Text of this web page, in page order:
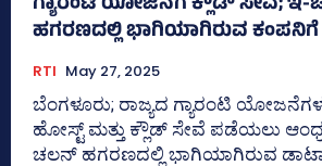
ಹಗರಣದಲ್ಲಿ ಭಾಗಿಯಾಗಿರುವ
RTI May 27, 2025
ಬೆಂಗಳೂರು; ರಾಜ್ಯದ ಗ್ಯಾರಂಟಿ
ಹೋಸ್ಟ್‌ ಮತ್ತು ಕ್ಲೌಡ್‌ ಸೇವೆ ಪಡೆಯಲು
ಚಲನ್‌ ಹಗರಣದಲ್ಲಿ ಭಾಗಿಯಾಗಿರುವ ಡಾಟಾ